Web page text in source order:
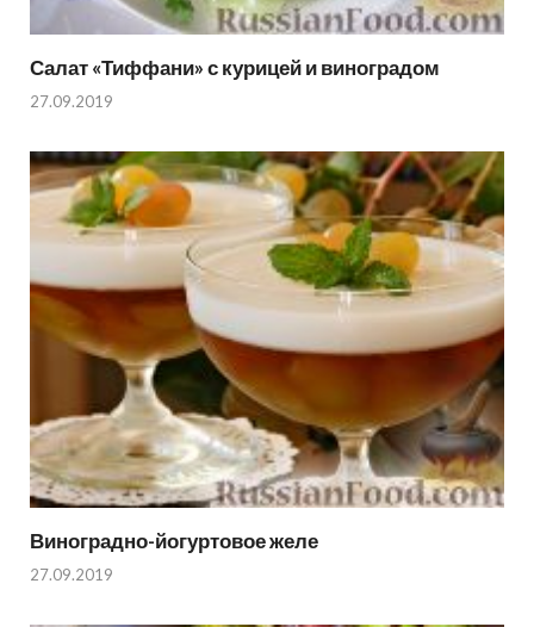
Салат «Тиффани» с курицей и виноградом
27.09.2019
Виноградно-йогуртовое желе
27.09.2019